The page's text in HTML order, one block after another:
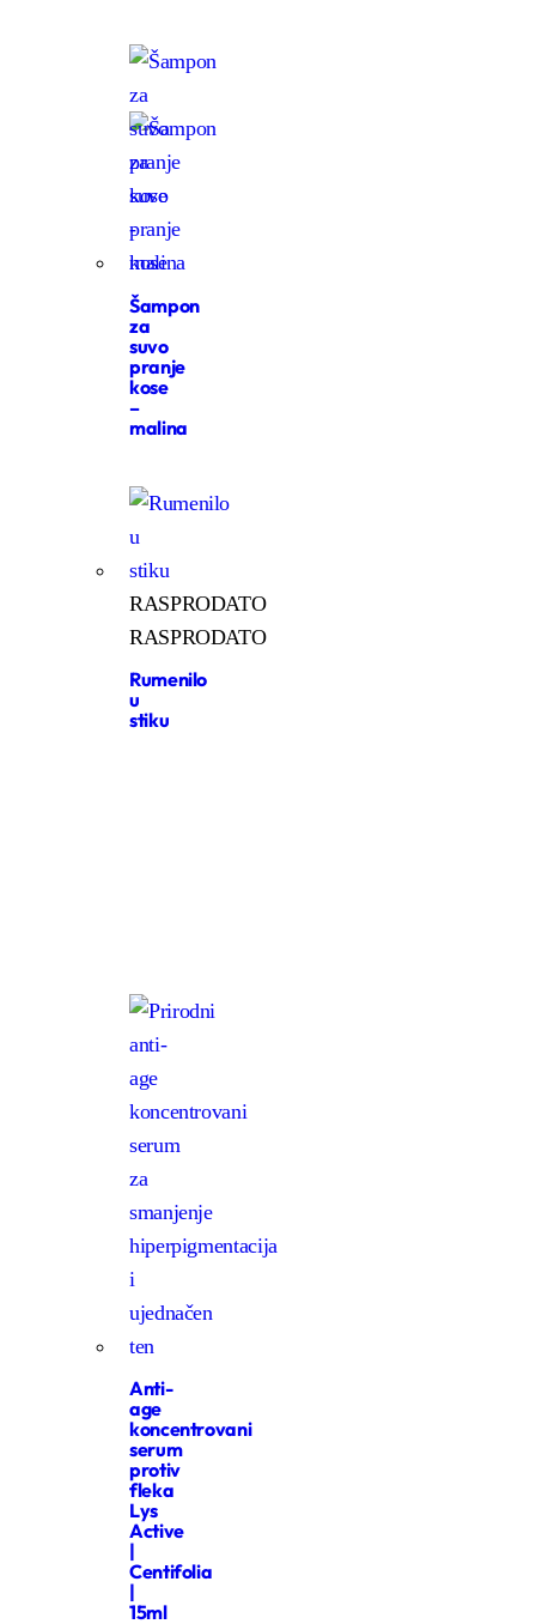
Šampon
za
suvo
pranje
kose
–
malina
RASPRODATO
RASPRODATO
Rumenilo
u
stiku
Anti-
age
koncentrovani
serum
protiv
fleka
Lys
Active
|
Centifolia
|
15ml